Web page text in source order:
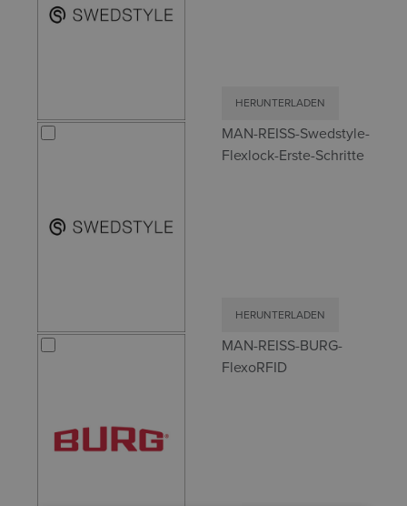
HERUNTERLADEN
MAN-REISS-Swedstyle-
Flexlock-Erste-Schritte
HERUNTERLADEN
MAN-REISS-BURG-
FlexoRFID